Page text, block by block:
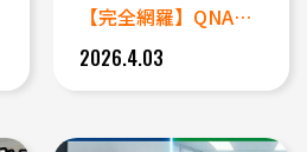
【完全網羅】QNAP NASの...
2026.4.03